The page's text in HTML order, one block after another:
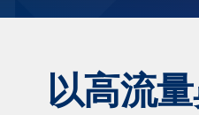
以高流